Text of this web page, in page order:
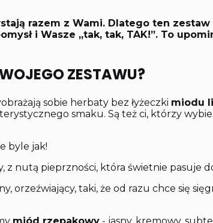
razem z Wami. Dlatego ten
i Wasze „tak, tak, TAK!”. To
ZESTAWU?
sobie herbaty bez łyżeczki miodu
smaku. Są też ci, którzy
byle jak!
z nutą pieprzności, która świetnie pasuje
orzeźwiający, taki, że od razu chce się
miód rzepakowy- jasny, kremowy,